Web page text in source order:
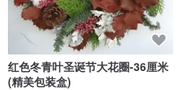
红色冬青叶圣诞节大花圈-36厘米
(精美包装盒)